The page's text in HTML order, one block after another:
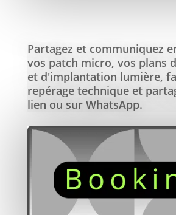
Partagez et communiquez
vos patch micro, vos plans
et d'implantation lumière,
repérage technique et
lien ou sur WhatsApp.